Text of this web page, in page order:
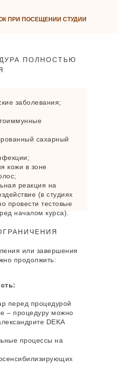
заболевания;
сахарный
кожи в зоне
реакция на
(в студиях
провести тестовые
началом курса).
ПРИ ПОСЕЩЕНИИ СТУДИИ
ПОЛНОСТЬЮ
или завершения
продолжить:
перед процедурой
– процедуру можно
DEKA
процессы на
дело».
на
Next Pro,
эпиляции
«Акулы
,